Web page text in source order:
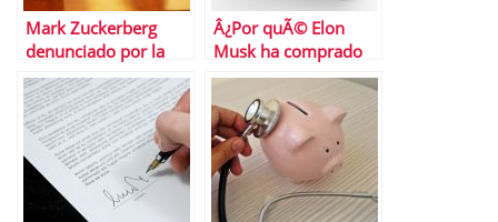
Mark Zuckerberg
denunciado por la
fiscalÃ­a Â¿quÃ© ha
ocurrido?
Â¿Por quÃ© Elon
Musk ha comprado
Twitter?